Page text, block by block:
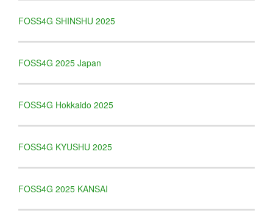
FOSS4G SHINSHU 2025
FOSS4G 2025 Japan
FOSS4G Hokkaido 2025
FOSS4G KYUSHU 2025
FOSS4G 2025 KANSAI